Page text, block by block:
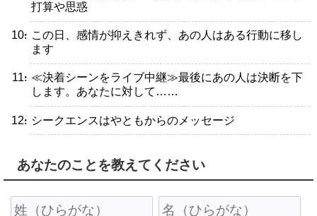
打算や思惑
・この日、感情が抑えきれず、あの人はある行動に移し
ます
・≪決着シーンをライブ中継≫最後にあの人は決断を下
します。あなたに対して……
・シークエンスはやともからのメッセージ
あなたのことを教えてください